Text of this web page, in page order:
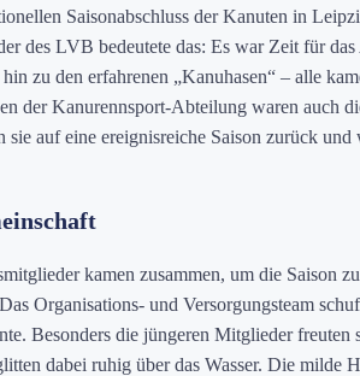
Saisonabschluss der Kanuten in
des LVB bedeutete das: Es war Zeit für
zu den erfahrenen „Kanuhasen“ – alle
der Kanurennsport-Abteilung waren auch
auf eine ereignisreiche Saison zurück
kamen zusammen, um die Saison
Organisations- und Versorgungsteam
Besonders die jüngeren Mitglieder freuten
dabei ruhig über das Wasser. Die milde